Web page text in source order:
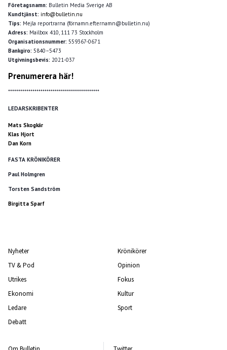
Företagsnamn: Bulletin Media Sverige AB
Kundtjänst: info@bulletin.nu
Tips: Mejla reportrarna (förnamn.efternamn@bulletin.nu)
Adress: Mailbox 410, 111 73 Stockholm
Organisationsnummer: 559367-0671
Bankgiro: 5840–5473
Utgivningsbevis: 2021-037
Prenumerera här!
*********************************************
LEDARSKRIBENTER
Mats Skogkär
Klas Hjort
Dan Korn
FASTA KRÖNIKÖRER
Paul Holmgren
Torsten Sandström
Birgitta Sparf
Nyheter
TV & Pod
Utrikes
Ekonomi
Ledare
Debatt
Krönikörer
Opinion
Fokus
Kultur
Sport